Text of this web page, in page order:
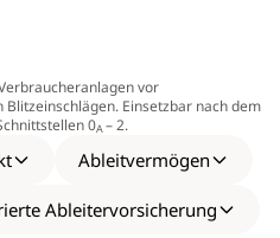
vor
Einsetzbar nach dem
0A– 2.
Schutzpfade und
durch grün-rote Markierung
Ableitvermögen
Ableitervorsicherung